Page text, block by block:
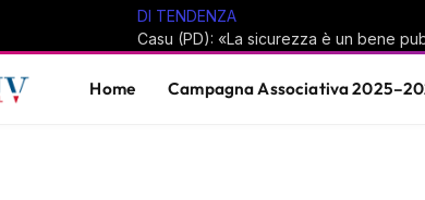
DI TENDENZA
Home Campagna Associativa